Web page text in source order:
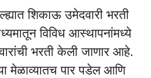
शिकाऊ उमेदवारी भरती
विविध आस्थापनांमध्ये
भरती केली जाणार आहे.
मेळाव्यातच पार पडेल आणि